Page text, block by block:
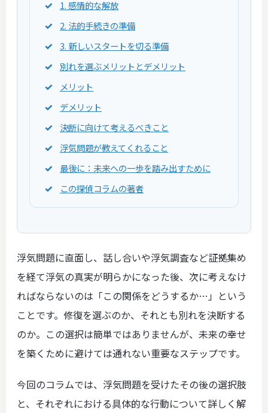
1. 感情的な解放
2. 法的手続きの準備
3. 新しいスタートを切る準備
別れを選ぶメリットとデメリット
メリット
デメリット
決断に向けて考えるべきこと
浮気問題が教えてくれること
最後に：未来への一歩を踏み出すために
この探偵コラムの著者
浮気問題に直面し、話し合いや浮気調査など証拠集め
を経て浮気の真実が明らかになった後、次に考えなけ
ればならないのは「この関係をどうするか…」という
ことです。修復を選ぶのか、それとも別れを決断する
のか。この選択は簡単ではありませんが、未来の幸せ
を築くために避けては通れない重要なステップです。
今回のコラムでは、浮気問題を受けたその後の選択肢
と、それぞれにおける具体的な行動について詳しく解